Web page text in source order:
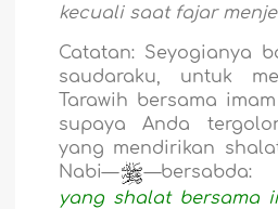
kecuali saat fajar
Catatan: Seyogianya
saudaraku, untuk
Tarawih bersama
supaya Anda
yang mendirikan
Nabi—
—bersabda:
yang shalat bersama